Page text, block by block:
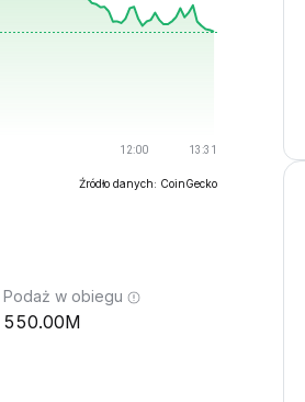
Źródło danych: CoinGecko
Podaż w obiegu
550.00M